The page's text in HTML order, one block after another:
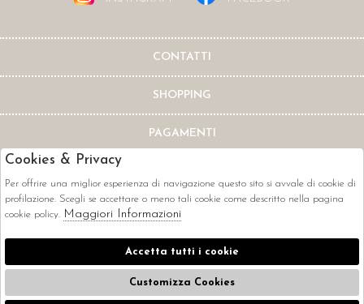
CONTATTI
SHOPPING
PAGAMENTI
CORRIERI
Cookies & Privacy
Per offrire una miglior esperienza di navigazione questo sito si avvale di cookie di
profilazione. Scegli se accettare o meno tali cookie come descritto nella pagina
cookie policy. Maggiori Informazioni
Accetta tutti i cookie
Customizza Cookies